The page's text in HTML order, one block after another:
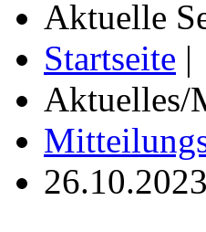
Aktuelle
Startseite |
Aktuelles/
26.10.2023